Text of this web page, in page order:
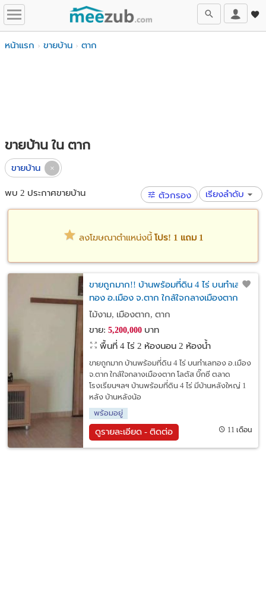
หน้าแรก ขายบ้าน ตาก
ขายบ้าน ใน ตาก
ขายบ้าน
พบ 2 ประกาศขายบ้าน ตัวกรอง เรียงลำดับ
ลงโฆษณาตำแหน่งนี้ โปร! 1 แถม 1
ขายถูกมาก!! บ้านพร้อมที่ดิน 4 ไร่ บนทำเล
ทอง อ.เมือง จ.ตาก ใกล้ใจกลางเมืองตาก
โลตัส บิ๊กซี ตลาด โรงเรียนฯลฯ
ไม้งาม, เมืองตาก, ตาก
ขาย: 5,200,000บาท
พื้นที่ 4 ไร่ 2 ห้องนอน 2 ห้องน้ำ
ขายถูกมาก บ้านพร้อมที่ดิน 4 ไร่ บนทำเลทอง อ.เมือง
จ.ตาก ใกล้ใจกลางเมืองตาก โลตัส บิ๊กซี ตลาด
โรงเรียนฯลฯ บ้านพร้อมที่ดิน 4 ไร่ มีบ้านหลังใหญ่ 1
หลัง บ้านหลังน้อ
พร้อมอยู่
ดูรายละเอียด - ติดต่อ 11 เดือน